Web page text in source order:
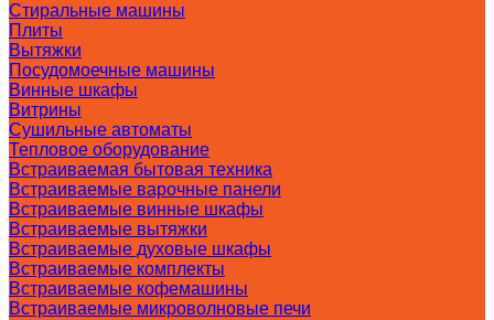
Стиральные машины
Плиты
Вытяжки
Посудомоечные машины
Винные шкафы
Витрины
Сушильные автоматы
Тепловое оборудование
Встраиваемая бытовая техника
Встраиваемые варочные панели
Встраиваемые винные шкафы
Встраиваемые вытяжки
Встраиваемые духовые шкафы
Встраиваемые комплекты
Встраиваемые кофемашины
Встраиваемые микроволновые печи